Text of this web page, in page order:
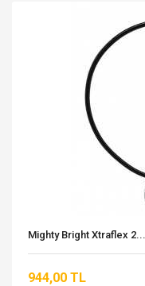
Mighty Bright Xtraflex 2...
944,00 TL